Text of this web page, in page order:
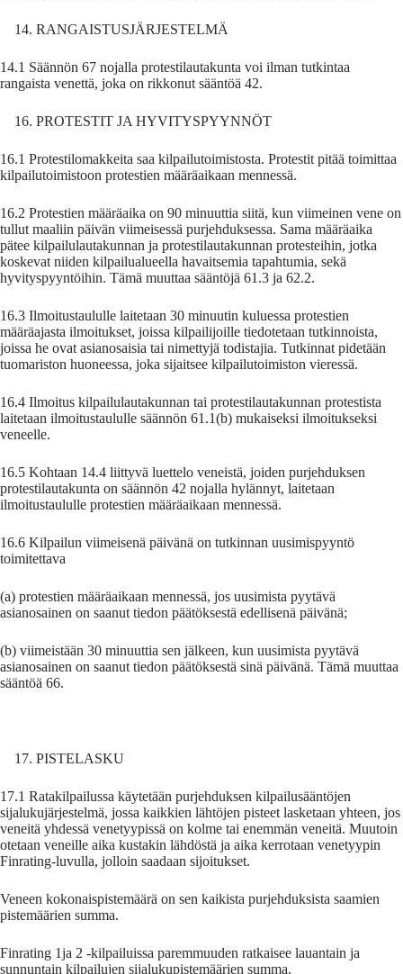
RANGAISTUSJÄRJESTELMÄ
14.1 Säännön 67 nojalla protestilautakunta voi ilman tutkintaa
rangaista venettä, joka on rikkonut sääntöä 42.
PROTESTIT JA HYVITYSPYYNNÖT
16.1 Protestilomakkeita saa kilpailutoimistosta. Protestit pitää toimittaa
kilpailutoimistoon protestien määräaikaan mennessä.
16.2 Protestien määräaika on 90 minuuttia siitä, kun viimeinen vene on
tullut maaliin päivän viimeisessä purjehduksessa. Sama määräaika
pätee kilpailulautakunnan ja protestilautakunnan protesteihin, jotka
koskevat niiden kilpailualueella havaitsemia tapahtumia, sekä
hyvityspyyntöihin. Tämä muuttaa sääntöjä 61.3 ja 62.2.
16.3 Ilmoitustaululle laitetaan 30 minuutin kuluessa protestien
määräajasta ilmoitukset, joissa kilpailijoille tiedotetaan tutkinnoista,
joissa he ovat asianosaisia tai nimettyjä todistajia. Tutkinnat pidetään
tuomariston huoneessa, joka sijaitsee kilpailutoimiston vieressä.
16.4 Ilmoitus kilpailulautakunnan tai protestilautakunnan protes­tista
laitetaan ilmoitustaululle säännön 61.1(b) mukaiseksi ilmoitukseksi
veneelle.
16.5 Kohtaan 14.4 liittyvä luettelo veneistä, joiden purjehduksen
protestilautakunta on säännön 42 nojalla hylännyt, laitetaan
ilmoitustaululle protestien määräaikaan mennessä.
16.6 Kilpailun viimeisenä päivänä on tutkinnan uusimispyyntö
toimitettava
(a) protestien määräaikaan mennessä, jos uusimista pyytävä
asianosainen on saanut tiedon päätöksestä edellisenä päivänä;
(b) viimeistään 30 minuuttia sen jälkeen, kun uusimista pyytävä
asianosainen on saanut tiedon päätöksestä sinä päivänä. Tämä muuttaa
sääntöä 66.
PISTELASKU
17.1 Ratakilpailussa käytetään purjehduksen kilpailusääntöjen
sijalukujärjestelmä, jossa kaikkien lähtöjen pisteet lasketaan yhteen, jos
veneitä yhdessä venetyypissä on kolme tai enemmän veneitä. Muutoin
otetaan veneille aika kustakin lähdöstä ja aika kerrotaan venetyypin
Finrating-luvulla, jolloin saadaan sijoitukset.
Veneen kokonaispistemäärä on sen kaikista purjehduksista saamien
pistemäärien summa.
Finrating 1ja 2 -kilpailuissa paremmuuden ratkaisee lauantain ja
sunnuntain kilpailujen sijalukupistemäärien summa.